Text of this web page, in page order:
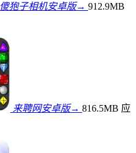
傻狍子相机安卓版→ 912.9MB
来聘网安卓版→ 816.5MB 应